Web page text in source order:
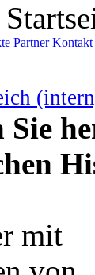
Partner Kontakt
Sie